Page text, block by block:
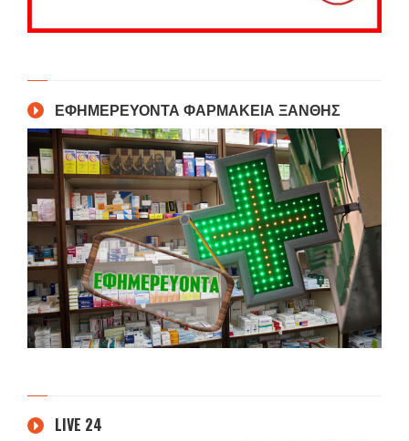
ΕΦΗΜΕΡΕΥΟΝΤΑ ΦΑΡΜΑΚΕΙΑ ΞΑΝΘΗΣ
LIVE 24